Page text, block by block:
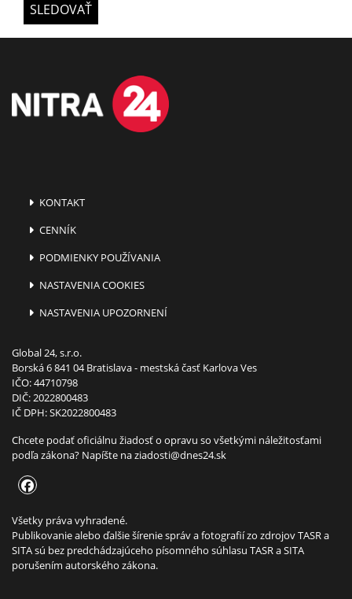
SLEDOVAŤ
KONTAKT
CENNÍK
PODMIENKY POUŽÍVANIA
NASTAVENIA COOKIES
NASTAVENIA UPOZORNENÍ
Global 24, s.r.o.
Borská 6 841 04 Bratislava - mestská časť Karlova Ves
IČO: 44710798
DIČ: 2022800483
IČ DPH: SK2022800483
Chcete podať oficiálnu žiadosť o opravu so všetkými náležitosťami
podľa zákona? Napíšte naziadosti@dnes24.sk
Všetky práva vyhradené.
Publikovanie alebo ďalšie šírenie správ a fotografií zo zdrojov TASR a
SITA sú bez predchádzajúceho písomného súhlasu TASR a SITA
porušením autorského zákona.